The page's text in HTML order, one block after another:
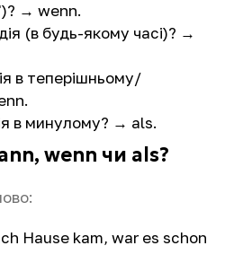
→ wenn.
(в будь-якому часі)? →
в теперішньому/
в минулому? → als.
wenn чи als?
Hause kam, war es schon